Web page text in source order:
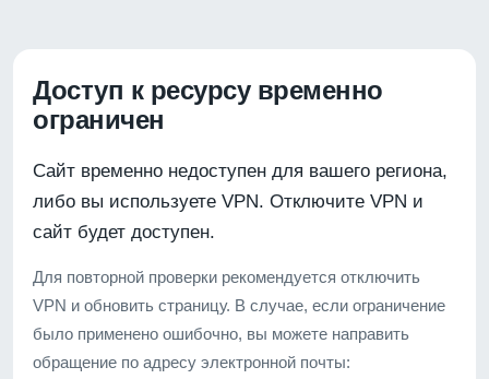
Доступ к ресурсу временно
ограничен
Сайт временно недоступен для вашего региона,
либо вы используете VPN. Отключите VPN и
сайт будет доступен.
Для повторной проверки рекомендуется отключить
VPN и обновить страницу. В случае, если ограничение
было применено ошибочно, вы можете направить
обращение по адресу электронной почты: